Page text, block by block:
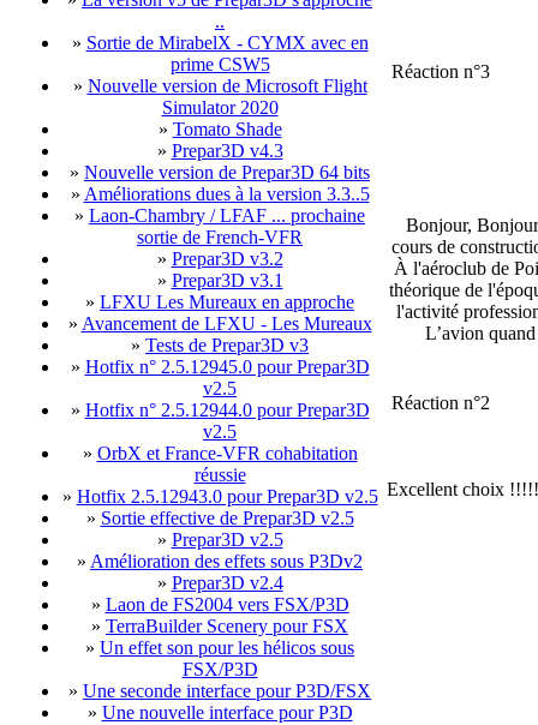
..
» Sortie de MirabelX - CYMX avec en
prime CSW5
» Nouvelle version de Microsoft Flight
Simulator 2020
» Tomato Shade
» Prepar3D v4.3
» Nouvelle version de Prepar3D 64 bits
» Améliorations dues à la version 3.3..5
» Laon-Chambry / LFAF ... prochaine
sortie de French-VFR
» Prepar3D v3.2
» Prepar3D v3.1
» LFXU Les Mureaux en approche
» Avancement de LFXU - Les Mureaux
» Tests de Prepar3D v3
» Hotfix n° 2.5.12945.0 pour Prepar3D
v2.5
» Hotfix n° 2.5.12944.0 pour Prepar3D
v2.5
» OrbX et France-VFR cohabitation
réussie
» Hotfix 2.5.12943.0 pour Prepar3D v2.5
» Sortie effective de Prepar3D v2.5
» Prepar3D v2.5
» Amélioration des effets sous P3Dv2
» Prepar3D v2.4
» Laon de FS2004 vers FSX/P3D
» TerraBuilder Scenery pour FSX
» Un effet son pour les hélicos sous
FSX/P3D
» Une seconde interface pour P3D/FSX
» Une nouvelle interface pour P3D
Réaction n°3
Bonjour,
cours de
À l'aéroclub de
théorique de
l'activité
L’avion
Réaction n°2
Excellent choix !!!!!